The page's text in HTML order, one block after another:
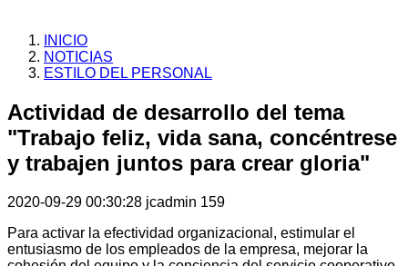
INICIO
NOTICIAS
ESTILO DEL PERSONAL
Actividad de desarrollo del tema
"Trabajo feliz, vida sana, concéntrese
y trabajen juntos para crear gloria"
2020-09-29 00:30:28 jcadmin 159
Para activar la efectividad organizacional, estimular el
entusiasmo de los empleados de la empresa, mejorar la